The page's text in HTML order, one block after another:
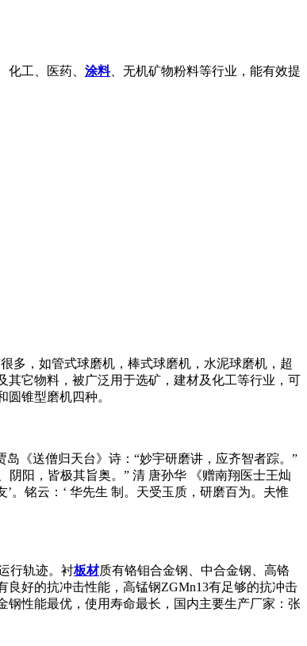
化工、医药、 涂料、无机矿物粉料等行业，能有效提
多，如管式球磨机，棒式球磨机，水泥球磨机，超
它物料，被广泛用于选矿，建材及化工等行业，可
锥型磨机四种。
岛《送僧归天台》诗：“妙宇研磨讲，应齐智者踪。”
阳，皆极其旨奥。” 清 唐孙华 《赠南翔医士王灿
。铭云：‘ 华先生 制。天受玉质，研磨百为。夫惟
行轨迹。衬板材质有铬钼合金钢、中合金钢、高铬
好的抗冲击性能，高锰钢ZGMn13有足够的抗冲击
性能最优，使用寿命最长，国内主要生产厂家：张